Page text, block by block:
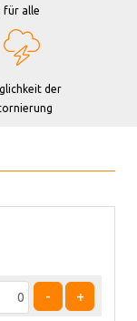
für alle
der
- +